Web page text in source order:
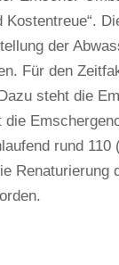
der
Für den
steht die
rund
Renaturierung